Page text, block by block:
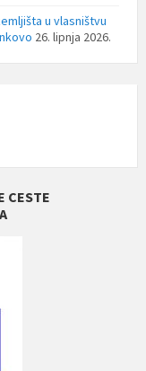
u vlasništvu
26. lipnja 2026.
CESTE